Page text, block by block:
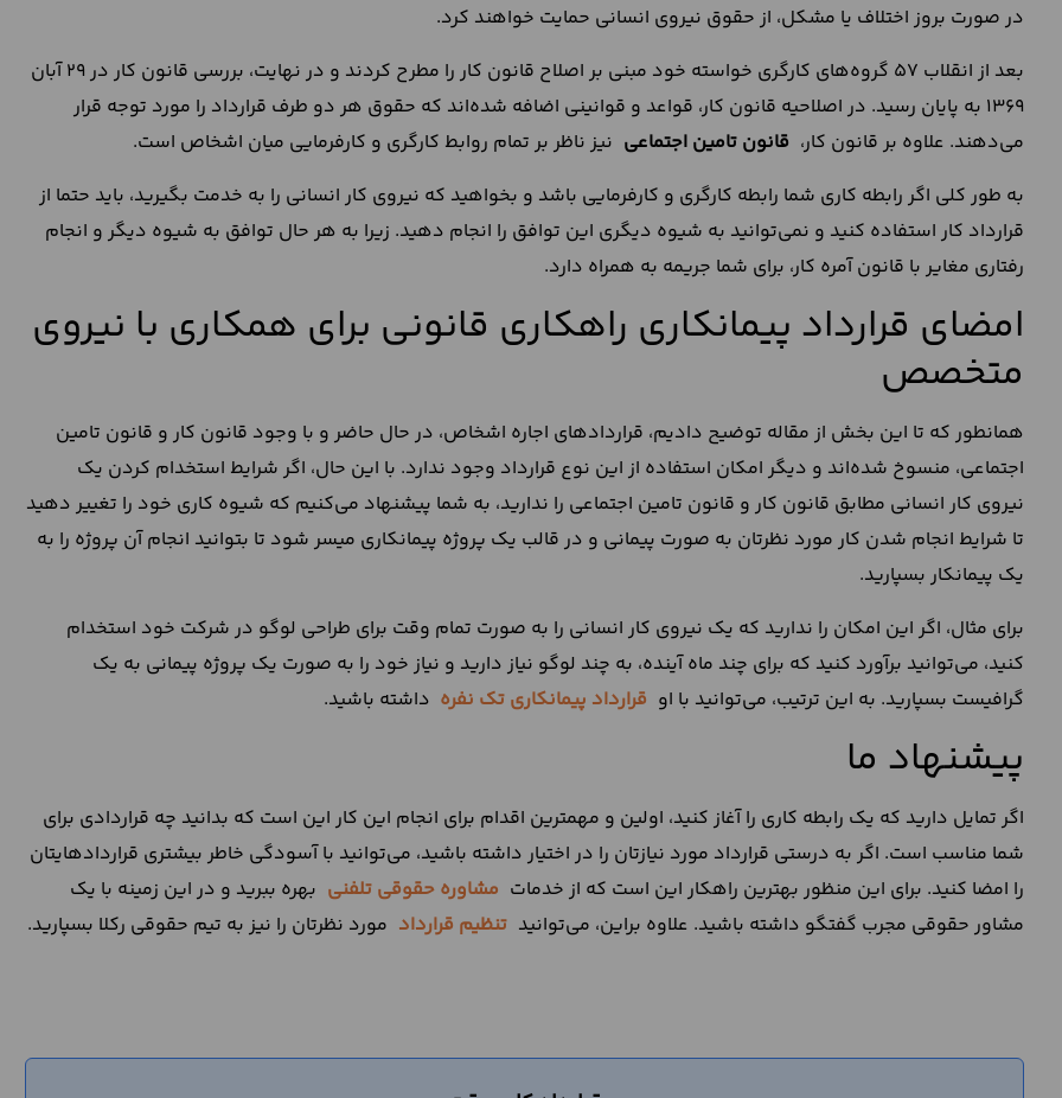
در صورت بروز اختلاف یا مشکل، از حقوق نیروی انسانی حمایت خواهند کرد.
بعد از انقلاب 57 گروه‌های کارگری خواسته خود مبنی بر اصلاح قانون کار را مطرح کردند و در نهایت، بررسی قانون کار در 29 آبان
1369 به پایان رسید. در اصلاحیه قانون کار، قواعد و قوانینی اضافه شده‌اند که حقوق هر دو طرف قرارداد را مورد توجه قرار
می‌دهند. علاوه بر قانون کار، قانون تامین اجتماعی نیز ناظر بر تمام روابط کارگری و کارفرمایی میان اشخاص است.
به طور کلی اگر رابطه کاری شما رابطه کارگری و کارفرمایی باشد و بخواهید که نیروی کار انسانی را به خدمت بگیرید، باید حتما از
قرارداد کار استفاده کنید و نمی‌‌توانید به شیوه دیگری این توافق را انجام دهید. زیرا به هر حال توافق به شیوه دیگر و انجام
رفتاری مغایر با قانون آمره کار، برای شما جریمه به همراه دارد.
امضای قرارداد پیمانکاری راهکاری قانونی برای همکاری با نیروی
متخصص
همانطور که تا این بخش از مقاله توضیح دادیم، قراردادهای اجاره اشخاص، در حال حاضر و با وجود قانون کار و قانون تامین
اجتماعی، منسوخ شده‌اند و دیگر امکان استفاده از این نوع قرارداد وجود ندارد. با این حال، اگر شرایط استخدام کردن یک
نیروی کار انسانی مطابق قانون کار و قانون تامین اجتماعی را ندارید، به شما پیشنهاد می‌کنیم که شیوه کاری خود را تغییر دهید
تا شرایط انجام شدن کار مورد نظرتان به صورت پیمانی و در قالب یک پروژه پیمانکاری میسر شود تا بتوانید انجام آن پروژه را به
یک پیمانکار بسپارید.
برای مثال، اگر این امکان را ندارید که یک نیروی کار انسانی را به صورت تمام وقت برای طراحی لوگو در شرکت خود استخدام
کنید، می‌توانید برآورد کنید که برای چند ماه آینده، به چند لوگو نیاز دارید و نیاز خود را به صورت یک پروژه پیمانی به یک
گرافیست بسپارید. به این ترتیب، می‌توانید با او قرارداد پیمانکاری تک نفره داشته باشید.
پیشنهاد ما
اگر تمایل دارید که یک رابطه کاری را آغاز کنید، اولین و مهمترین اقدام برای انجام این کار این است که بدانید چه قراردادی برای
شما مناسب است. اگر به درستی قرارداد مورد نیازتان را در اختیار داشته باشید، می‌توانید با آسودگی خاطر بیشتری قراردادهایتان
را امضا کنید. برای این منظور بهترین راهکار این است که از خدمات مشاوره حقوقی تلفنی بهره ببرید و در این زمینه با یک
مشاور حقوقی مجرب گفتگو داشته باشید. علاوه براین، می‌توانید تنظیم قرارداد مورد نظرتان را نیز به تیم حقوقی رکلا بسپارید.